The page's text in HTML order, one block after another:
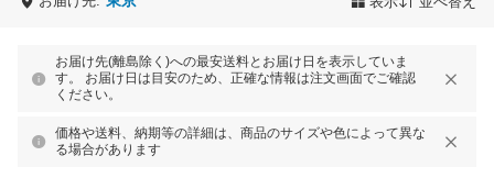
お届け先(離島除く)への最安送料とお届け日を表示していま
す。 お届け日は目安のため、正確な情報は注文画面でご確認
ください。
価格や送料、納期等の詳細は、商品のサイズや色によって異な
る場合があります